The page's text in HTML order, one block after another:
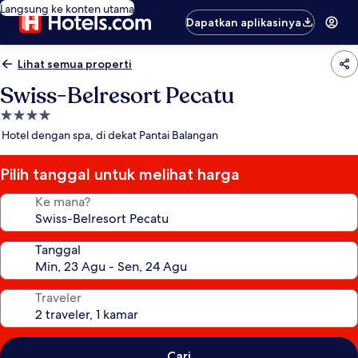
Langsung ke konten utama
Dapatkan aplikasinya
Lihat semua properti
Swiss-Belresort Pecatu
Properti
bintang
Hotel dengan spa, di dekat Pantai Balangan
Pilih tanggal untuk melihat harga
Ke mana?
Tanggal
Traveler